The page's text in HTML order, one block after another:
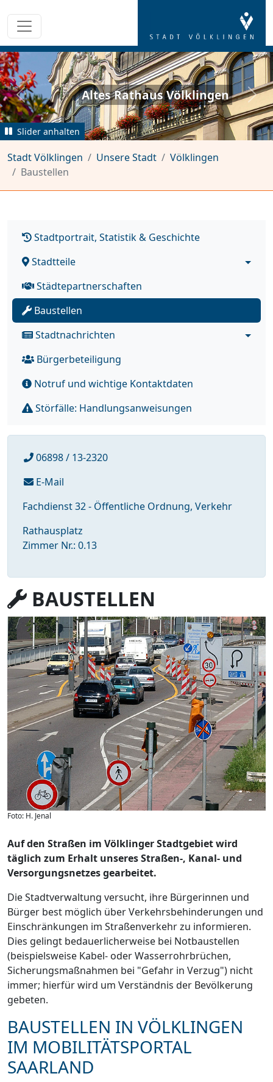
Weltkulturerbe Völklinger
Hütte
zurück
Slider anhalten
Stadt Völklingen Unsere Stadt
Völklingen
Baustellen
Stadtportrait, Statistik & Geschichte
Stadtteile
Städtepartnerschaften
Baustellen
Stadtnachrichten
Bürgerbeteiligung
Notruf und wichtige Kontaktdaten
Störfälle: Handlungsanweisungen
06898 / 13-2320
E-Mail
Fachdienst 32 - Öffentliche Ordnung, Verkehr
Rathausplatz
Zimmer Nr.: 0.13
BAUSTELLEN
Foto: H. Jenal
Auf den Straßen im Völklinger Stadtgebiet wird
täglich zum Erhalt unseres Straßen-, Kanal- und
Versorgungsnetzes gearbeitet.
Die Stadtverwaltung versucht, ihre Bürgerinnen und
Bürger best möglich über Verkehrsbehinderungen und
Einschränkungen im Straßenverkehr zu informieren.
Dies gelingt bedauerlicherweise bei Notbaustellen
(beispielsweise Kabel- oder Wasserrohrbrüchen,
Sicherungsmaßnahmen bei "Gefahr in Verzug") nicht
immer; hierfür wird um Verständnis der Bevölkerung
gebeten.
BAUSTELLEN IN VÖLKLINGEN
IM MOBILITÄTSPORTAL
SAARLAND